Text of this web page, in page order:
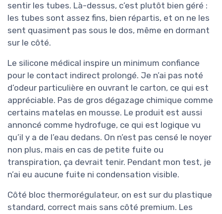
sentir les tubes. Là-dessus, c’est plutôt bien géré :
les tubes sont assez fins, bien répartis, et on ne les
sent quasiment pas sous le dos, même en dormant
sur le côté.
Le silicone médical inspire un minimum confiance
pour le contact indirect prolongé. Je n’ai pas noté
d’odeur particulière en ouvrant le carton, ce qui est
appréciable. Pas de gros dégazage chimique comme
certains matelas en mousse. Le produit est aussi
annoncé comme hydrofuge, ce qui est logique vu
qu’il y a de l’eau dedans. On n’est pas censé le noyer
non plus, mais en cas de petite fuite ou
transpiration, ça devrait tenir. Pendant mon test, je
n’ai eu aucune fuite ni condensation visible.
Côté bloc thermorégulateur, on est sur du plastique
standard, correct mais sans côté premium. Les